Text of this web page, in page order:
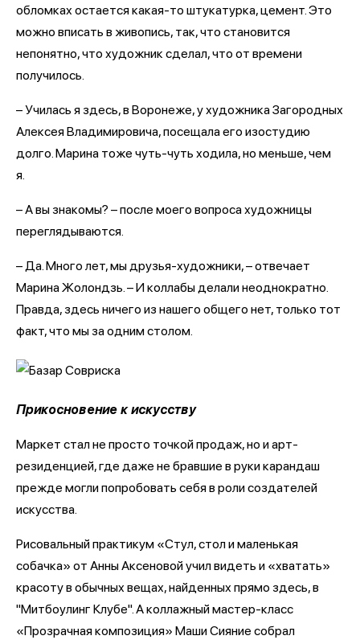
обломках остается какая-то штукатурка, цемент. Это
можно вписать в живопись, так, что становится
непонятно, что художник сделал, что от времени
получилось.
– Училась я здесь, в Воронеже, у художника Загородных
Алексея Владимировича, посещала его изостудию
долго. Марина тоже чуть-чуть ходила, но меньше, чем
я.
– А вы знакомы? – после моего вопроса художницы
переглядываются.
– Да. Много лет, мы друзья-художники, – отвечает
Марина Жолондзь. – И коллабы делали неоднократно.
Правда, здесь ничего из нашего общего нет, только тот
факт, что мы за одним столом.
Прикосновение к искусству
Маркет стал не просто точкой продаж, но и арт-
резиденцией, где даже не бравшие в руки карандаш
прежде могли попробовать себя в роли создателей
искусства.
Рисовальный практикум «Стул, стол и маленькая
собачка» от Анны Аксеновой учил видеть и «хватать»
красоту в обычных вещах, найденных прямо здесь, в
"Митбоулинг Клубе". А коллажный мастер-класс
«Прозрачная композиция» Маши Сияние собрал